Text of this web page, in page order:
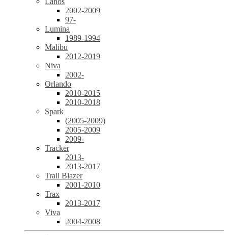
2002-2009
97-
Lumina
1989-1994
Malibu
2012-2019
Niva
2002-
Orlando
2010-2015
2010-2018
Spark
(2005-2009)
2005-2009
2009-
Tracker
2013-
2013-2017
Trail Blazer
2001-2010
Trax
2013-2017
Viva
2004-2008